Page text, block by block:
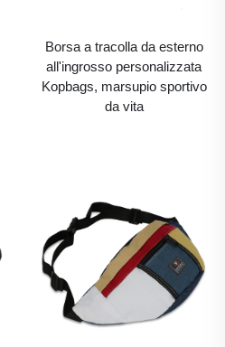
Borsa a tracolla da esterno
all'ingrosso personalizzata
Kopbags, marsupio sportivo
da vita